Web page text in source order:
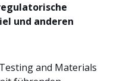
und anderen
and Materials